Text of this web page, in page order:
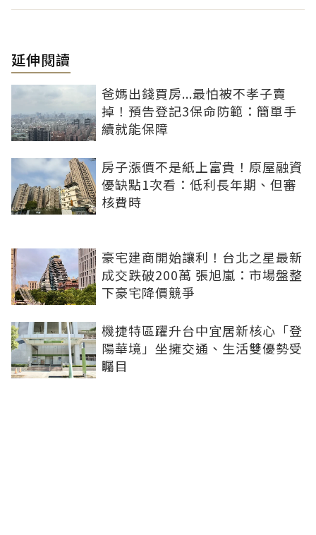
延伸閱讀
爸媽出錢買房...最怕被不孝子賣
掉！預告登記3保命防範：簡單手
續就能保障
房子漲價不是紙上富貴！原屋融資
優缺點1次看：低利長年期、但審
核費時
豪宅建商開始讓利！台北之星最新
成交跌破200萬 張旭嵐：市場盤整
下豪宅降價競爭
機捷特區躍升台中宜居新核心「登
陽華境」坐擁交通、生活雙優勢受
矚目